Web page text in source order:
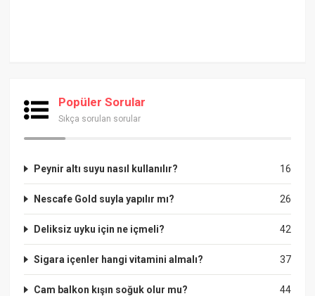
Popüler Sorular
Sıkça sorulan sorular
16
Peynir altı suyu nasıl kullanılır?
26
Nescafe Gold suyla yapılır mı?
42
Deliksiz uyku için ne içmeli?
37
Sigara içenler hangi vitamini almalı?
44
Cam balkon kışın soğuk olur mu?